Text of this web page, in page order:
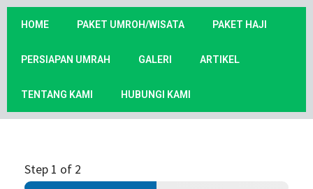
HOME PAKET UMROH/WISATA PAKET HAJI
PERSIAPAN UMRAH GALERI ARTIKEL
TENTANG KAMI HUBUNGI KAMI
Step 1 of 2